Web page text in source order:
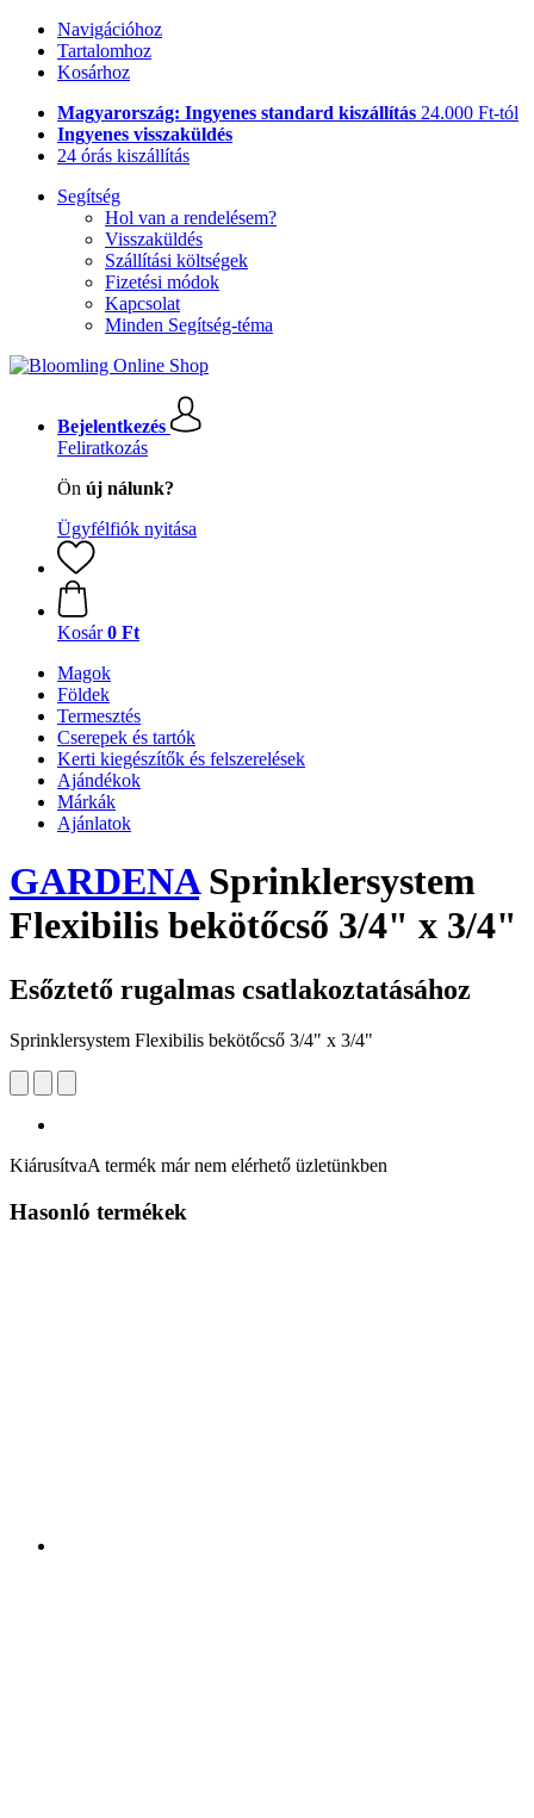
Navigációhoz
Tartalomhoz
Kosárhoz
Magyarország: Ingyenes standard kiszállítás 24.000 Ft-tól
Ingyenes visszaküldés
24 órás kiszállítás
Segítség
Hol van a rendelésem?
Visszaküldés
Szállítási költségek
Fizetési módok
Kapcsolat
Minden Segítség-téma
Bejelentkezés
Feliratkozás
Ön új nálunk?
Ügyfélfiók nyitása
Kosár 0 Ft
Magok
Földek
Termesztés
Cserepek és tartók
Kerti kiegészítők és felszerelések
Ajándékok
Márkák
Ajánlatok
GARDENASprinklersystem
Flexibilis bekötőcső 3/4" x 3/4"
Esőztető rugalmas csatlakoztatásához
Sprinklersystem Flexibilis bekötőcső 3/4" x 3/4"
KiárusítvaA termék már nem elérhető üzletünkben
Hasonló termékek